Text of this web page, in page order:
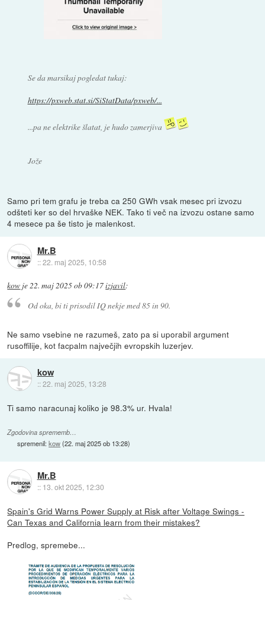
Se da marsikaj pogledat tukaj:
https://pxweb.stat.si/SiStatData/pxweb/...
...pa ne elektrike šlatat, je hudo zamerjiva
Jože
Samo pri tem grafu je treba ca 250 GWh vsak mesec pri izvozu
odšteti ker so del hrvaške NEK. Tako ti več na izvozu ostane samo
4 mesece pa še tisto je malenkost.
Mr.B
::22. maj 2025, 10:58
kow je22. maj 2025 ob 09:17izjavil:
Od oka, bi ti prisodil IQ nekje med 85 in 90.
Ne samo vsebine ne razumeš, zato pa si uporabil argument
rusoffilije, kot facpalm največjih evropskih luzerjev.
kow
::22. maj 2025, 13:28
Ti samo naracunaj koliko je 98.3% ur. Hvala!
Zgodovina sprememb…
spremenil:kow(22. maj 2025 ob 13:28)
Mr.B
:: 13. okt 2025, 12:30
Spain's Grid Warns Power Supply at Risk after Voltage Swings -
Can Texas and California learn from their mistakes?
Predlog, spremebe...